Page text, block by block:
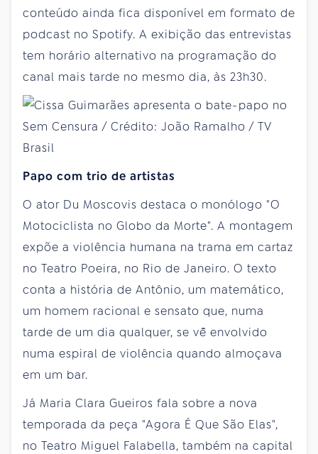
conteúdo ainda fica disponível em formato de
podcast no Spotify. A exibição das entrevistas
tem horário alternativo na programação do
canal mais tarde no mesmo dia, às 23h30.
Papo com trio de artistas
O ator Du Moscovis destaca o monólogo "O
Motociclista no Globo da Morte". A montagem
expõe a violência humana na trama em cartaz
no Teatro Poeira, no Rio de Janeiro. O texto
conta a história de Antônio, um matemático,
um homem racional e sensato que, numa
tarde de um dia qualquer, se vê̂ envolvido
numa espiral de violência quando almoçava
em um bar.
Já Maria Clara Gueiros fala sobre a nova
temporada da peça "Agora É Que São Elas",
no Teatro Miguel Falabella, também na capital